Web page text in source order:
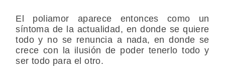
El poliamor aparece entonces como un
síntoma de la actualidad, en donde se quiere
todo y no se renuncia a nada, en donde se
crece con la ilusión de poder tenerlo todo y
ser todo para el otro.